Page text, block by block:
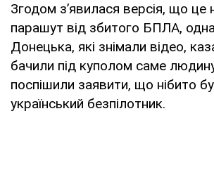
Згодом зʼявилася версія, що це
парашут від збитого БПЛА,
Донецька, які знімали відео,
бачили під куполом саме
поспішили заявити, що нібито
український безпілотник.